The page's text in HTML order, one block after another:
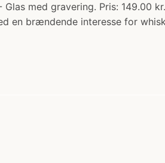
med gravering. Pris: 149.00
en brændende interesse for